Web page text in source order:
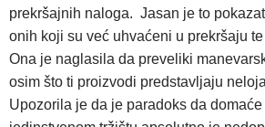
prekršajnih naloga. Jasan je to
onih koji su već uhvaćeni u prekršaju
Ona je naglasila da preveliki
osim što ti proizvodi predstavljaju
Upozorila je da je paradoks da